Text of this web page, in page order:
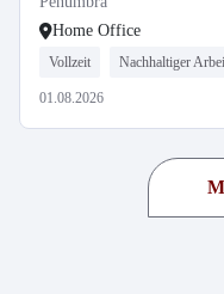
Home Office
Vollzeit Nachhaltiger
01.08.2026